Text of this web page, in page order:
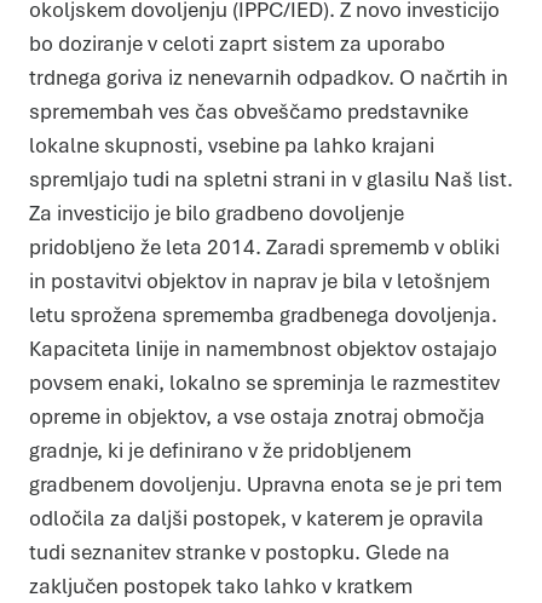
okoljskem dovoljenju (IPPC/IED). Z novo investicijo
bo doziranje v celoti zaprt sistem za uporabo
trdnega goriva iz nenevarnih odpadkov. O načrtih in
spremembah ves čas obveščamo predstavnike
lokalne skupnosti, vsebine pa lahko krajani
spremljajo tudi na spletni strani in v glasilu Naš list.
Za investicijo je bilo gradbeno dovoljenje
pridobljeno že leta 2014. Zaradi sprememb v obliki
in postavitvi objektov in naprav je bila v letošnjem
letu sprožena sprememba gradbenega dovoljenja.
Kapaciteta linije in namembnost objektov ostajajo
povsem enaki, lokalno se spreminja le razmestitev
opreme in objektov, a vse ostaja znotraj območja
gradnje, ki je definirano v že pridobljenem
gradbenem dovoljenju. Upravna enota se je pri tem
odločila za daljši postopek, v katerem je opravila
tudi seznanitev stranke v postopku. Glede na
zaključen postopek tako lahko v kratkem
Piškotke uporabljamo za prilagoditev vsebin in oglasov, za
zagotavljanje funkcij družbenih medijev in za analize našega
mesta z našimi partnerji s področja družbenih medijev,
oglaševanja in analitike, ki jih morda kombinirajo z drugimi
informacijami, ki ste jim jih posredovali ali pa so jih zbrali skozi
vašo uporabo njihovih storitev.
Zahtevani
omogočajo osnovne funkcije, kot so navigacija po strani in
brez teh piškotkov ne deluje pravilno.
Piškotki za statistiko pomagajo lastnikom spletnih strani
razumeti, kako obiskovalci uporabljajo spletno stran
tako, da anonimno zbirajo in javljajo informacije.
Piškotki za trženje se uporabljajo za sledenje
uporabnikom prek spletnih strani. Namen je prikazovanje
uporabnika in zato več vredni za založnike in oglaševalce